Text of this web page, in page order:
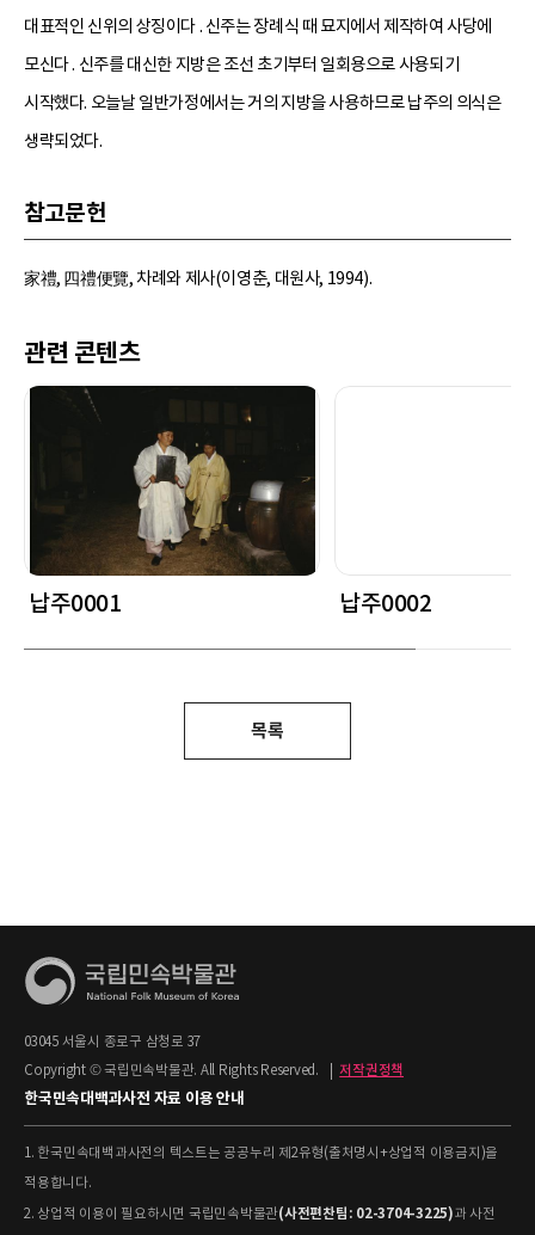
대표적인 신위의 상징이다 . 신주는 장례식 때 묘지에서 제작하여 사당에
모신다 . 신주를 대신한 지방은 조선 초기부터 일회용으로 사용되기
시작했다. 오늘날 일반가정에서는 거의 지방을 사용하므로 납주의 의식은
생략되었다.
참고문헌
家禮, 四禮便覽, 차례와 제사(이영춘, 대원사, 1994).
관련 콘텐츠
납주0001 납주0002
목록
03045 서울시 종로구 삼청로 37
Copyright © 국립민속박물관. All Rights Reserved.
저작권정책
한국민속대백과사전 자료 이용 안내
1. 한국민속대백과사전의 텍스트는 공공누리 제2유형(출처명시+상업적 이용금지)을
적용합니다.
2. 상업적 이용이 필요하시면 국립민속박물관(사전편찬팀: 02-3704-3225)과 사전